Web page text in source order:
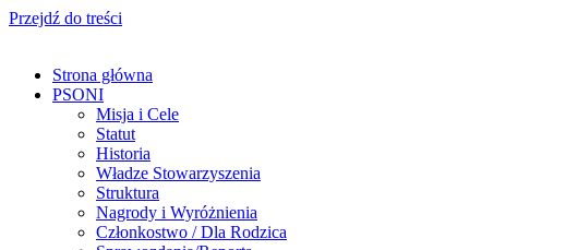
Przejdź do treści
Strona główna
PSONI
Misja i Cele
Statut
Historia
Władze Stowarzyszenia
Struktura
Nagrody i Wyróżnienia
Członkostwo / Dla Rodzica